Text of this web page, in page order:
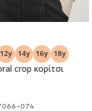
crop κορίτσι
074